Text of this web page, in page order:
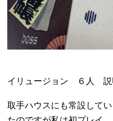
イリュージョン ６人
取手ハウスにも常設して